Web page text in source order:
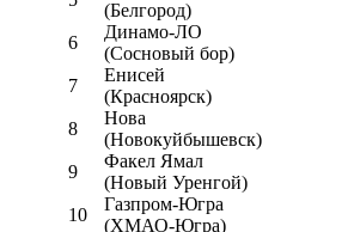
(Белгород)
6
Динамо-ЛО
(Сосновый бор)
7
Енисей
(Красноярск)
8
Нова
(Новокуйбышевск)
9
Факел Ямал
(Новый Уренгой)
10
Газпром-Югра
(ХМАО-Югра)